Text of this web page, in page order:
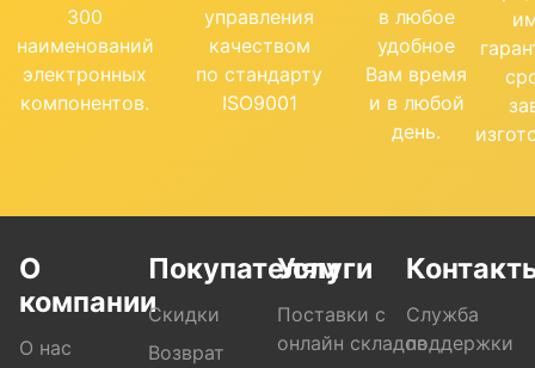
300
наименований
электронных
компонентов.
управления
качеством
по стандарту
ISO9001
в любое
удобное
Вам время
и в любой
день.
О
компании
О нас
Покупателям
Скидки
Возврат
Услуги
Поставки с
онлайн складов
Служба
поддержки